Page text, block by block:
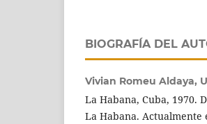
BIOGRAFÍA DEL
Vivian Romeu Aldaya,
La Habana, Cuba, 1970.
La Habana. Actualmente